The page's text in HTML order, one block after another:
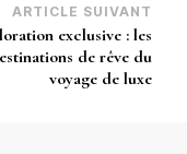
ARTICLE SUIVANT
exclusive : les
de rêve du
voyage de luxe